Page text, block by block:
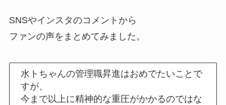
SNSやインスタのコメントから
ファンの声をまとめてみました。
水トちゃんの管理職昇進はおめでたいことで
すが、
今まで以上に精神的な重圧がかかるのではな